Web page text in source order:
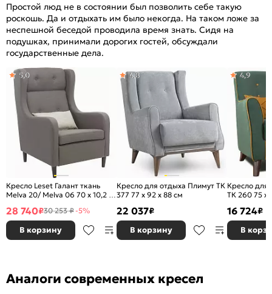
Простой люд не в состоянии был позволить себе такую
роскошь. Да и отдыхать им было некогда. На таком ложе за
неспешной беседой проводила время знать. Сидя на
подушках, принимали дорогих гостей, обсуждали
государственные дела.
Кресло Leset Галант ткань
Melva 20/ Melva 06 70 x 10,2 x
5,0
28 740₽30 253 ₽-5%
В корзину
Кресло для отдыха Плимут ТК
377 77 x 92 x 88 см
4,8
22 037₽
В корзину
Кресло для
ТК 260 75 x
4,9
16 724₽
В
Аналоги современных кресел